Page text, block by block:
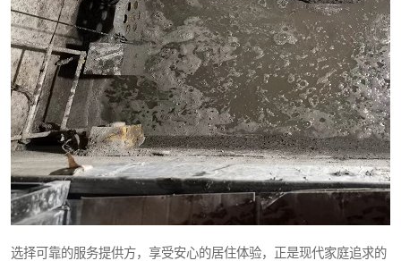
选择可靠的服务提供方，享受安心的居住体验，正是现代家庭追求的